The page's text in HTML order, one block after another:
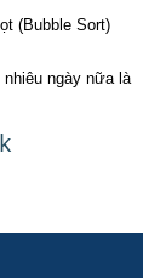
(Bubble Sort)
nhiêu ngày nữa là